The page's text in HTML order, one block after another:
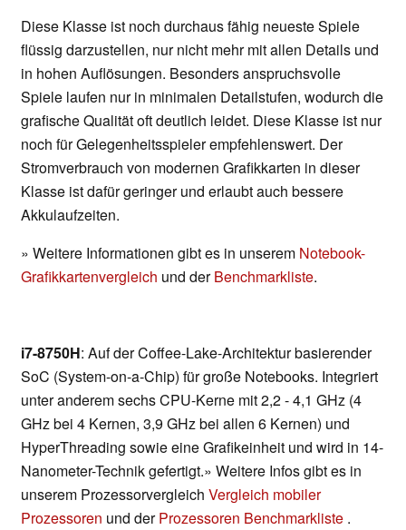
Diese Klasse ist noch durchaus fähig neueste Spiele
flüssig darzustellen, nur nicht mehr mit allen Details und
in hohen Auflösungen. Besonders anspruchsvolle
Spiele laufen nur in minimalen Detailstufen, wodurch die
grafische Qualität oft deutlich leidet. Diese Klasse ist nur
noch für Gelegenheitsspieler empfehlenswert. Der
Stromverbrauch von modernen Grafikkarten in dieser
Klasse ist dafür geringer und erlaubt auch bessere
Akkulaufzeiten.
» Weitere Informationen gibt es in unserem Notebook-
Grafikkartenvergleich und derBenchmarkliste.
i7-8750H: Auf der Coffee-Lake-Architektur basierender
SoC (System-on-a-Chip) für große Notebooks. Integriert
unter anderem sechs CPU-Kerne mit 2,2 - 4,1 GHz (4
GHz bei 4 Kernen, 3,9 GHz bei allen 6 Kernen) und
HyperThreading sowie eine Grafikeinheit und wird in 14-
Nanometer-Technik gefertigt.» Weitere Infos gibt es in
unserem Prozessorvergleich Vergleich mobiler
Prozessoren und derProzessoren Benchmarkliste .